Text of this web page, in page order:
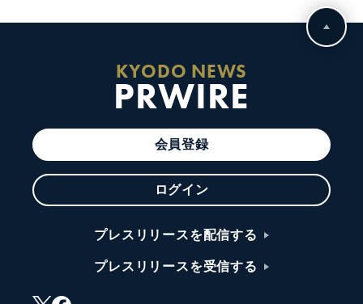
KYODO NEWS
PRWIRE
会員登録
ログイン
プレスリリースを配信する
プレスリリースを受信する